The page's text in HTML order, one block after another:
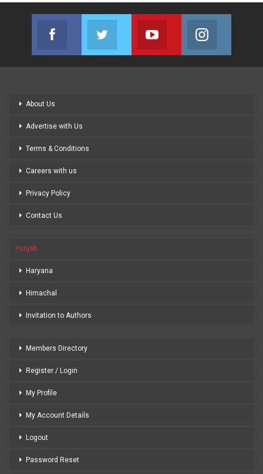
Facebook
Join us on Facebook
Twitter
Join us on Twitter
Youtube
Join us on Youtube
About Us
Advertise with Us
Terms & Conditions
Careers with us
Privacy Policy
Contact Us
Punjab
Haryana
Himachal
Invitation to Authors
Members Directory
Register / Login
My Profile
My Account Details
Logout
Password Reset